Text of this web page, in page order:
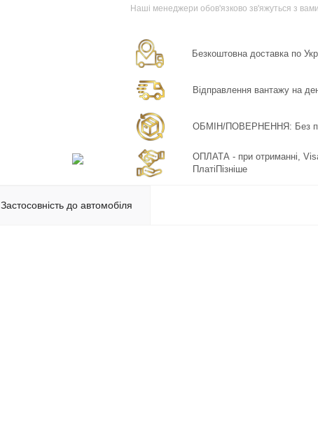
Наші менеджери обов'язково зв'яжуться з
Безкоштовна доставка по
Відправлення вантажу на
ОБМІН/ПОВЕРНЕННЯ: Без
ОПЛАТА - при отриманні,
ПлатіПізніше
Застосовність до автомобіля